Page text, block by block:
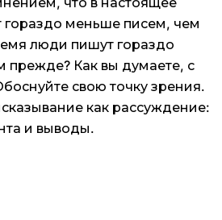
меньше писем, чем
люди пишут гораздо
прежде? Как вы думаете, с
свою точку зрения.
как рассуждение:
и выводы.